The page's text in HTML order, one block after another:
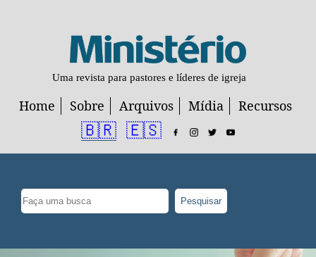
Uma revista para pastores e líderes de igreja
Home Sobre Arquivos Mídia Recursos
🇧🇷 🇪🇸
Pesquisar